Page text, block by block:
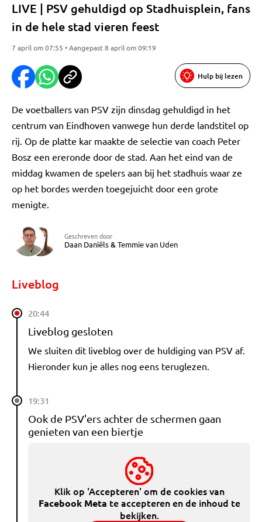
LIVE | PSV gehuldigd op Stadhuisplein, fans
in de hele stad vieren feest
7 april om 07:55 • Aangepast 8 april om 09:19
Hulp bij lezen
De voetballers van PSV zijn dinsdag gehuldigd in het
centrum van Eindhoven vanwege hun derde landstitel op
rij. Op de platte kar maakte de selectie van coach Peter
Bosz een ereronde door de stad. Aan het eind van de
middag kwamen de spelers aan bij het stadhuis waar ze
op het bordes werden toegejuicht door een grote
menigte.
Geschreven door
Daan Daniëls&Temmie van Uden
Liveblog
20:44
Liveblog gesloten
We sluiten dit liveblog over de huldiging van PSV af.
Hieronder kun je alles nog eens teruglezen.
19:31
Ook de PSV'ers achter de schermen gaan
genieten van een biertje
Klik op 'Accepteren' om de cookies van
Facebook Meta te accepteren en de inhoud te
bekijken.